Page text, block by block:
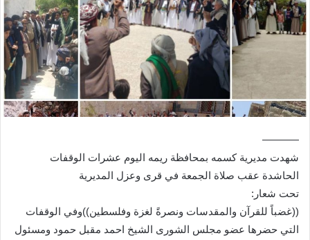
———–
شهدت مديرية كسمه بمحافظة ريمه اليوم عشرات الوقفات
الحاشدة عقب صلاة الجمعة في قرى وعزل المديرية
تحت شعار:
((غضباً للقرآن والمقدسات ونصرةً لغزة وفلسطين))وفي الوقفات
التي حضرها عضو مجلس الشورى الشيخ احمد مقبل حمود ومسئول